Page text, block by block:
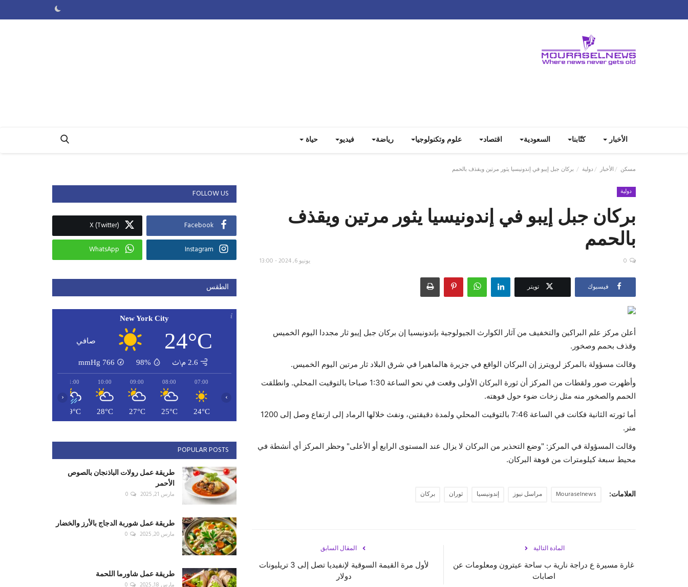
الأخبار كتّابنا السعودية اقتصاد علوم وتكنولوجيا رياضة فيديو حياة
مسكن الأخبار دولية بركان جبل إيبو في إندونيسيا يثور مرتين ويقذف بالحمم
دولية
بركان جبل إيبو في إندونيسيا يثور مرتين ويقذف
بالحمم
يونيو 6, 2024 - 13:00 0
فيسبوك تويتر
أعلن مركز علم البراكين والتخفيف من آثار الكوارث الجيولوجية بإندونيسيا إن بركان جبل إيبو ثار مجددا اليوم الخميس
وقذف بحمم وصخور.
وقالت مسؤولة بالمركز لرويترز إن البركان الواقع في جزيرة هالماهيرا في شرق البلاد ثار مرتين اليوم الخميس.
وأظهرت صور ولقطات من المركز أن ثورة البركان الأولى وقعت في نحو الساعة 1:30 صباحا بالتوقيت المحلي. وانطلقت
الحمم والصخور منه مثل زخات ضوء حول فوهته.
أما ثورته الثانية فكانت في الساعة 7:46 بالتوقيت المحلي ولمدة دقيقتين، ونفث خلالها الرماد إلى ارتفاع وصل إلى 1200
متر.
وقالت المسؤولة في المركز: "وضع التحذير من البركان لا يزال عند المستوى الرابع أو الأعلى" وحظر المركز أي أنشطة في
محيط سبعة كيلومترات من فوهة البركان.
العلامات: Mouraselnews مراسل نيوز إندونيسيا ثوران بركان
المقال السابق
لأول مرة القيمة السوقية لإنفيديا تصل إلى 3 تريليونات
دولار
المادة التالية
غارة مسيرة ع دراجة نارية ب ساحة عيترون ومعلومات عن
اصابات
FOLLOW US
Facebook
X (Twitter)
Instagram
WhatsApp
الطقس
New York City
24°C صافي
2.6 م\ث 98%
766
mmHg
07:00
24°C
08:00
25°C
09:00
27°C
10:00
28°C
11:00
29°C
‹ ›
POPULAR POSTS
طريقة عمل رولات الباذنجان بالصوص
الأحمر
مارس 21, 2025 0
طريقة عمل شوربة الدجاج بالأرز والخضار
مارس 20, 2025 0
طريقة عمل شاورما اللحمة
مارس 18, 2025 0